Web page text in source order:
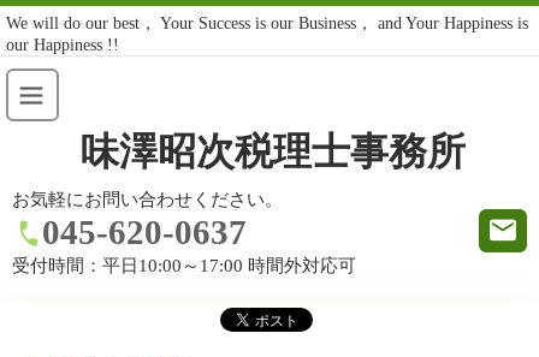
We will do our best， Your Success is our Business， and Your Happiness is
our Happiness !!
味澤昭次税理士事務所
お気軽にお問い合わせください。
045-620-0637
受付時間： 平日10:00～17:00 時間外対応可